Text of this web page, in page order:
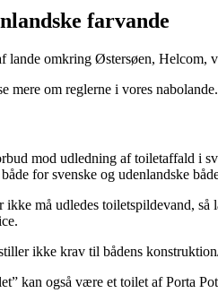
farvande
lande omkring Østersøen, Helcom,
mere om reglerne i vores nabolande.
mod udledning af toiletaffald i
for svenske og udenlandske
ikke må udledes toiletspildevand,
ikke krav til bådens
kan også være et toilet af Porta